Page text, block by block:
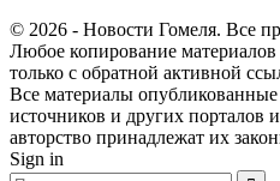
© 2026 - Новости Гомеля. Все
Любое копирование материалов
только с обратной активной
Все материалы
источников и других порталов
авторство принадлежат их
Sign in